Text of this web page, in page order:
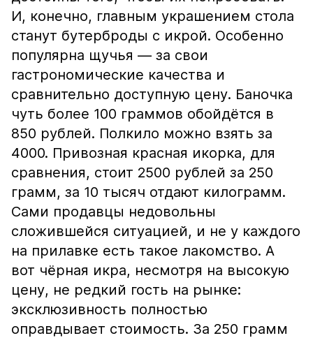
И, конечно, главным украшением стола
станут бутерброды с икрой. Особенно
популярна щучья — за свои
гастрономические качества и
сравнительно доступную цену. Баночка
чуть более 100 граммов обойдётся в
850 рублей. Полкило можно взять за
4000. Привозная красная икорка, для
сравнения, стоит 2500 рублей за 250
грамм, за 10 тысяч отдают килограмм.
Сами продавцы недовольны
сложившейся ситуацией, и не у каждого
на прилавке есть такое лакомство. А
вот чёрная икра, несмотря на высокую
цену, не редкий гость на рынке:
эксклюзивность полностью
оправдывает стоимость. За 250 грамм